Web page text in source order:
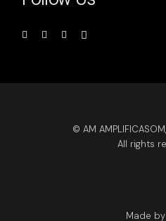
© AM
All rights
Made